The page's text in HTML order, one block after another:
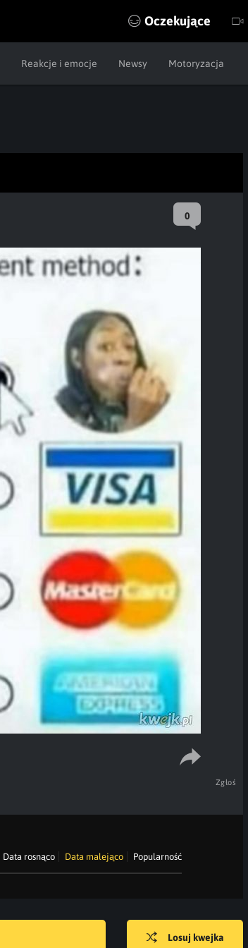
Oczekujące
Reakcje i emocje Newsy Motoryzacja
0
Zgłoś
Data rosnąco Data malejąco Popularność
Losuj kwejka